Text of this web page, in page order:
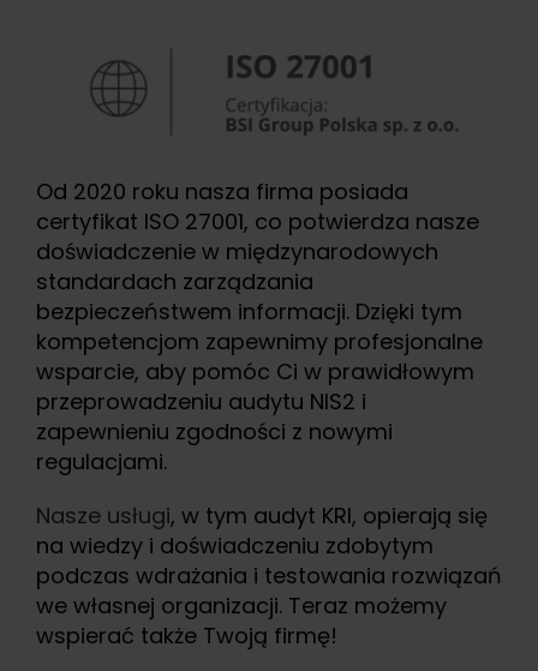
Od 2020 roku nasza firma posiada
certyfikat ISO 27001, co potwierdza nasze
doświadczenie w międzynarodowych
standardach zarządzania
bezpieczeństwem informacji. Dzięki tym
kompetencjom zapewnimy profesjonalne
wsparcie, aby pomóc Ci w prawidłowym
przeprowadzeniu audytu NIS2 i
zapewnieniu zgodności z nowymi
regulacjami.
Nasze usługi, w tym audyt KRI, opierają się
na wiedzy i doświadczeniu zdobytym
podczas wdrażania i testowania rozwiązań
we własnej organizacji. Teraz możemy
wspierać także Twoją firmę!